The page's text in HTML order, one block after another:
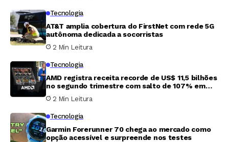
Tecnologia
AT&T amplia cobertura do FirstNet com rede 5G
autônoma dedicada a socorristas
2 Min Leitura
Tecnologia
AMD registra receita recorde de US$ 11,5 bilhões
no segundo trimestre com salto de 107% em
centros de dados
2 Min Leitura
Tecnologia
Garmin Forerunner 70 chega ao mercado como
opção acessível e surpreende nos testes